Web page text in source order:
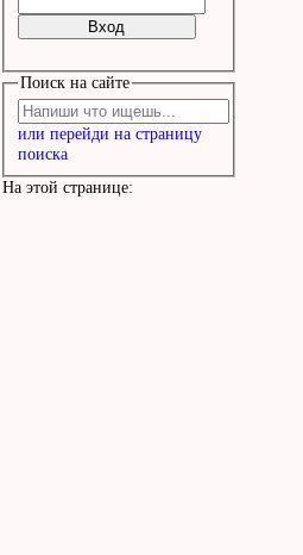
Поиск на сайте
или перейди на страницу
поиска
На этой странице: